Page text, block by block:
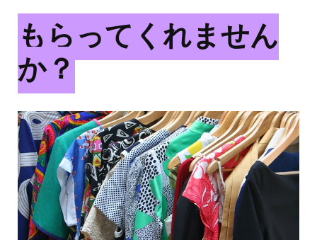
もらってくれません
か？